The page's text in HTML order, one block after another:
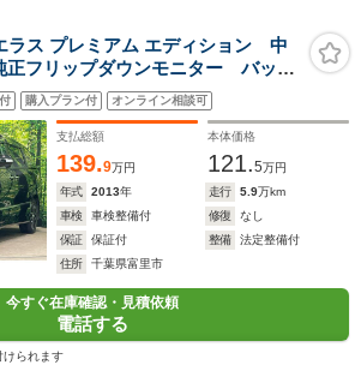
ス プレミアム エディション 中
フリップダウンモニター バック
イド ダブルオートエアコン ク
HIDヘッド オートライト スマー
コットコンビシート
購入プラン付 オンライン相談可
支払総額
139.9万円
本体価格
121.5万円
年式
2013年 走行 5.9万km
車検
車検整備付 修復
なし
保証
保証付 整備
法定整備付
住所
千葉県富里市
今すぐ在庫確認・見積依頼
電話する
けられます